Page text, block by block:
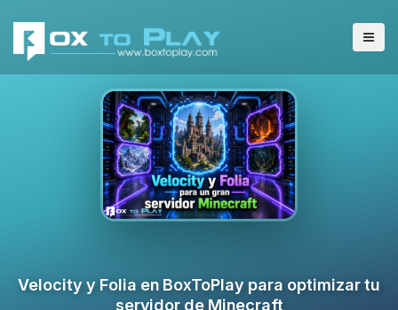
Velocity y Folia en BoxToPlay para optimizar tu
servidor de Minecraft